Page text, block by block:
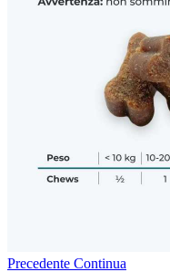
Precedente Continua